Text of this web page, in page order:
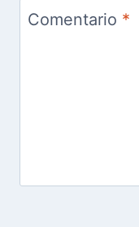
Comentario *